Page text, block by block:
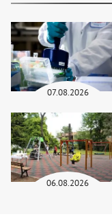
07.08.2026
06.08.2026